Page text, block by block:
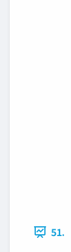
51.